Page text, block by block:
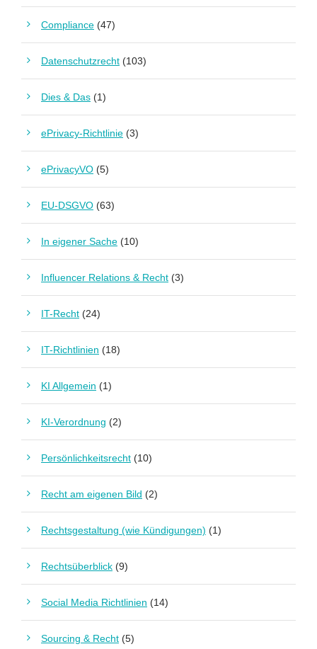
Compliance (47)
Datenschutzrecht (103)
Dies & Das (1)
ePrivacy-Richtlinie (3)
ePrivacyVO (5)
EU-DSGVO (63)
In eigener Sache (10)
Influencer Relations & Recht (3)
IT-Recht (24)
IT-Richtlinien (18)
KI Allgemein (1)
KI-Verordnung (2)
Persönlichkeitsrecht (10)
Recht am eigenen Bild (2)
Rechtsgestaltung (wie Kündigungen) (1)
Rechtsüberblick (9)
Social Media Richtlinien (14)
Sourcing & Recht (5)